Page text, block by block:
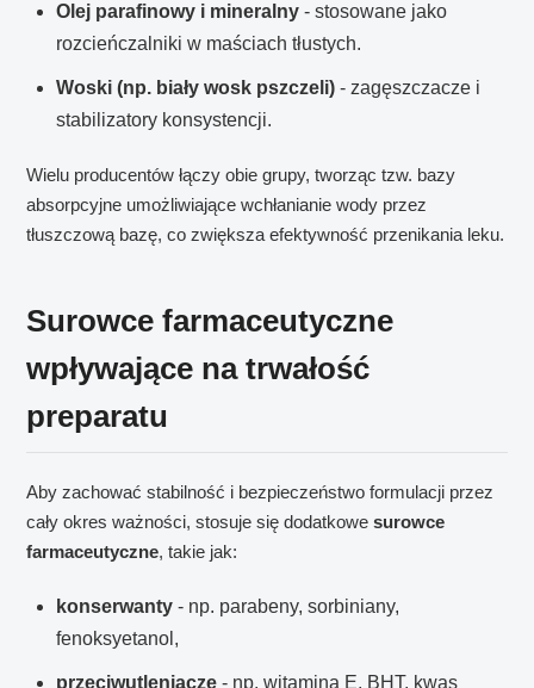
Olej parafinowy i mineralny - stosowane jako
rozcieńczalniki w maściach tłustych.
Woski (np. biały wosk pszczeli) - zagęszczacze i
stabilizatory konsystencji.
Wielu producentów łączy obie grupy, tworząc tzw. bazy
absorpcyjne umożliwiające wchłanianie wody przez
tłuszczową bazę, co zwiększa efektywność przenikania leku.
Surowce farmaceutyczne
wpływające na trwałość
preparatu
Aby zachować stabilność i bezpieczeństwo formulacji przez
cały okres ważności, stosuje się dodatkowesurowce
farmaceutyczne, takie jak:
konserwanty- np. parabeny, sorbiniany,
fenoksyetanol,
przeciwutleniacze- np. witamina E, BHT, kwas